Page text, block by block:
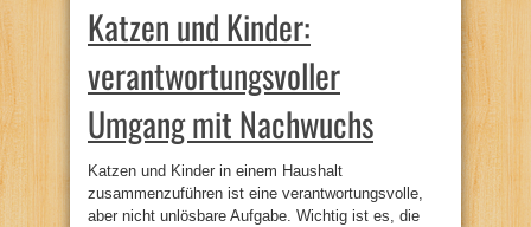
Katzen und Kinder:
verantwortungsvoller
Umgang mit Nachwuchs
Katzen und Kinder in einem Haushalt
zusammenzuführen ist eine verantwortungsvolle,
aber nicht unlösbare Aufgabe. Wichtig ist es, die